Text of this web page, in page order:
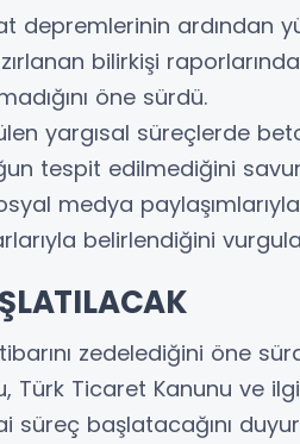
depremlerinin ardından
bilirkişi
öne sürdü.
yargısal süreçlerde
tespit edilmediğini
medya paylaşımlarıyla
belirlendiğini
zedelediğini öne
Türk Ticaret Kanunu ve
süreç başlatacağını